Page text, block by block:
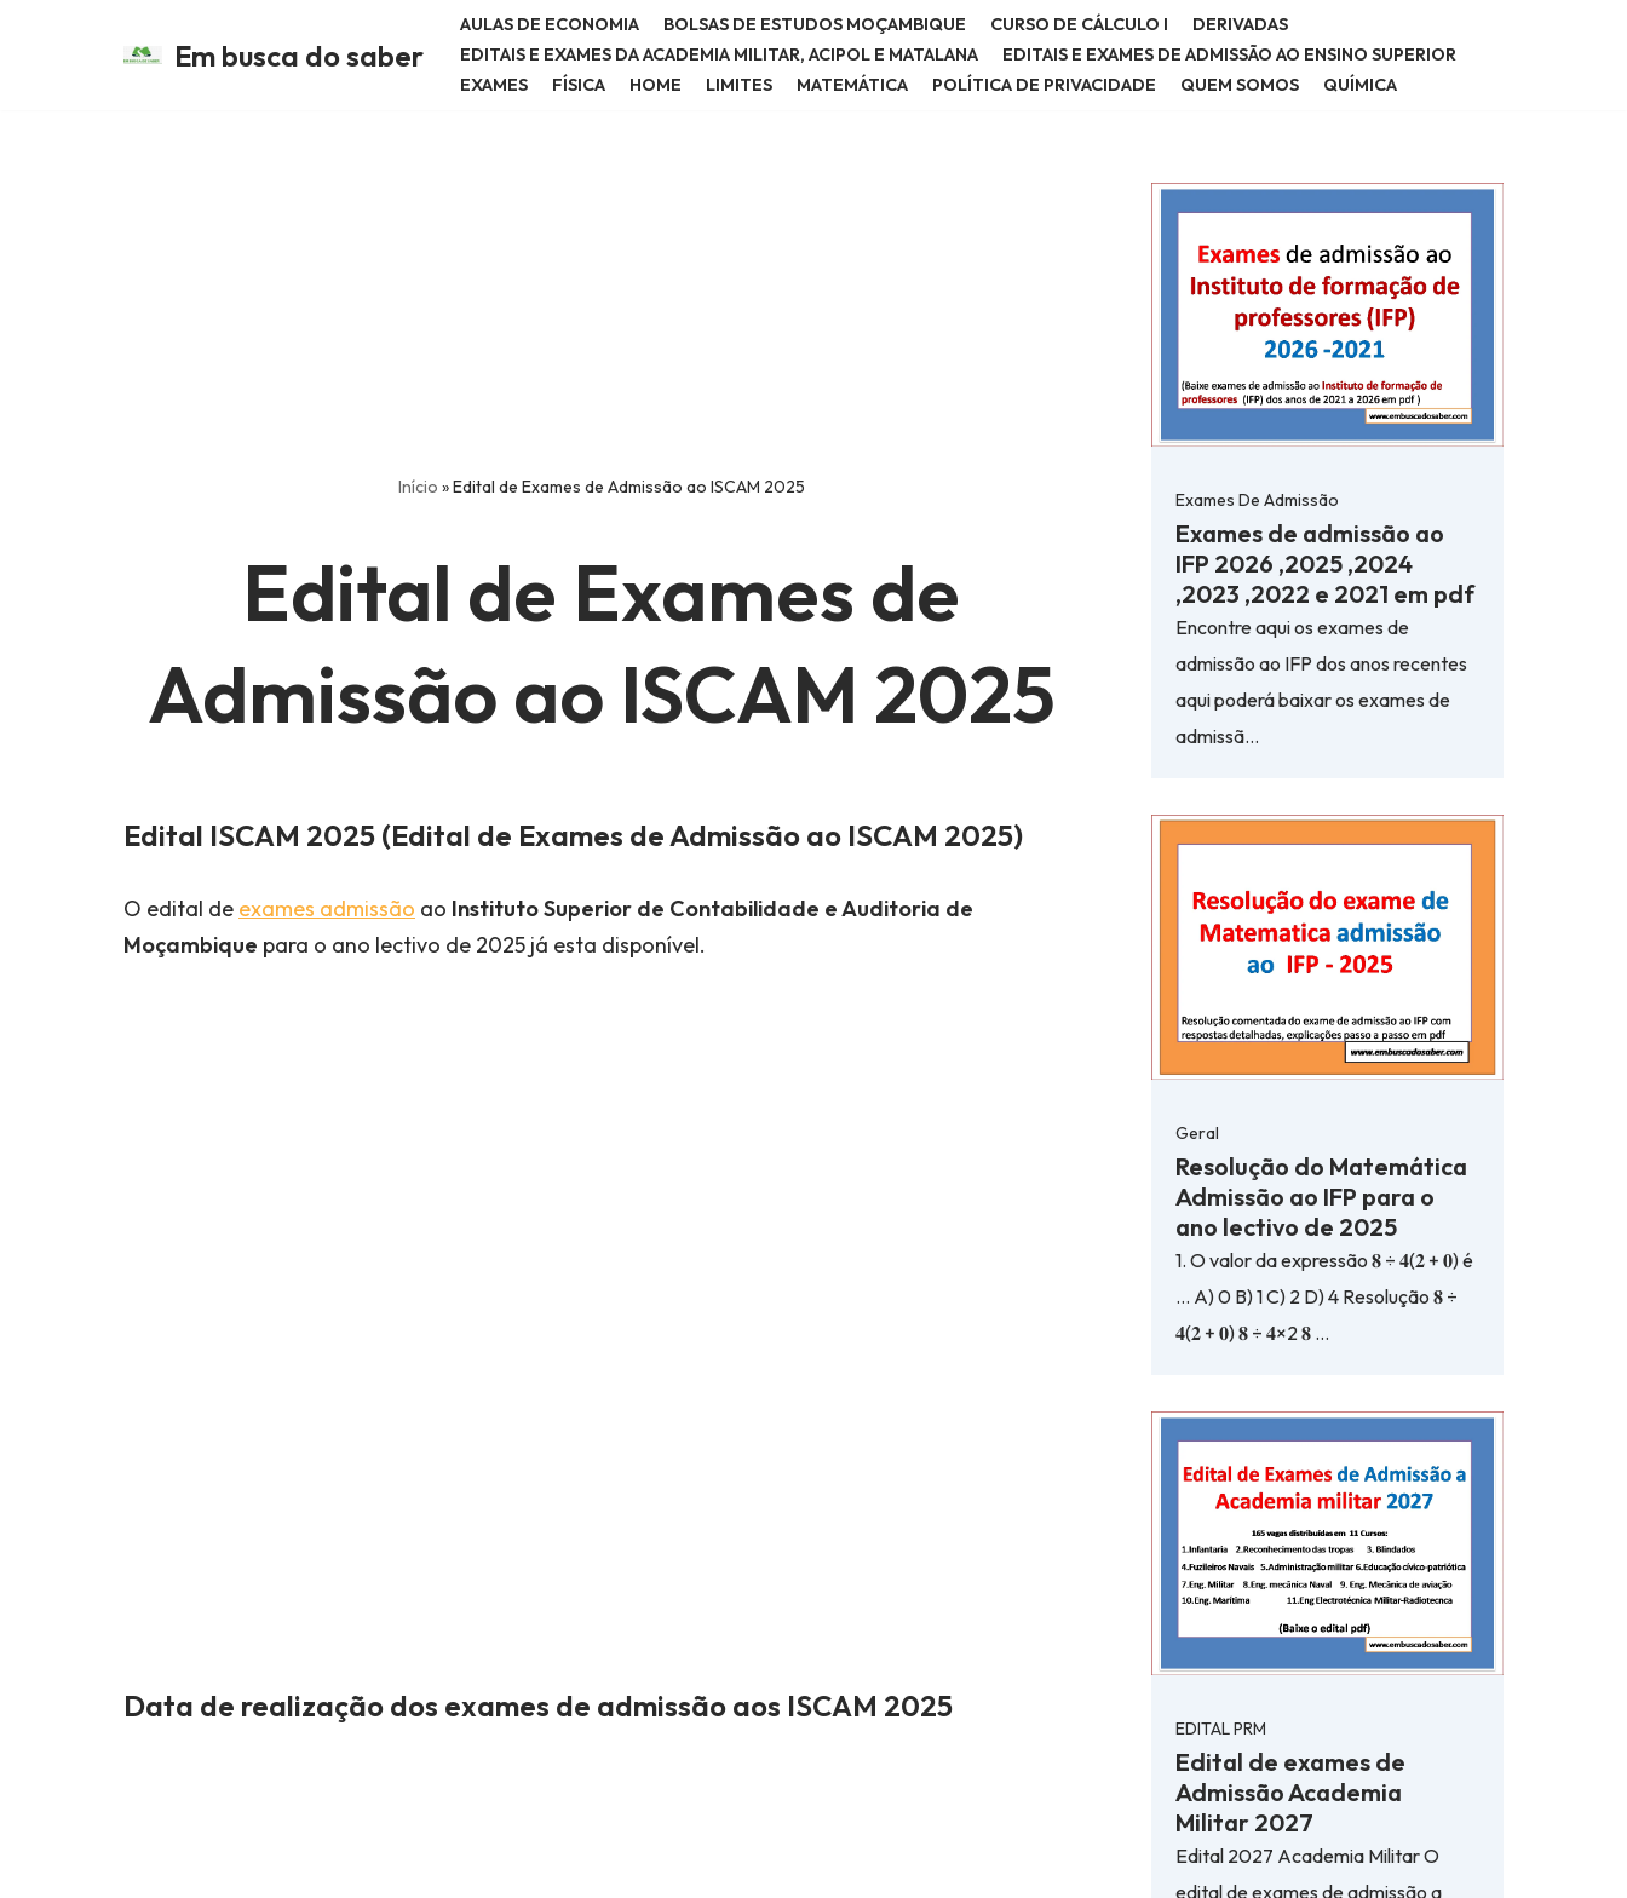
Em busca do saber
AULAS DE ECONOMIA BOLSAS DE ESTUDOS MOÇAMBIQUE CURSO DE CÁLCULO I
DERIVADAS
EDITAIS E EXAMES DA ACADEMIA MILITAR, ACIPOL E MATALANA
EDITAIS E EXAMES DE ADMISSÃO AO ENSINO SUPERIOR
EXAMES
FÍSICA HOME LIMITES MATEMÁTICA POLÍTICA DE PRIVACIDADE QUEM SOMOS QUÍMICA
Início »Edital de Exames de Admissão ao ISCAM 2025
Edital de Exames de
Admissão ao ISCAM 2025
Edital ISCAM 2025 (Edital de Exames de Admissão ao ISCAM 2025)
O edital de exames admissão ao Instituto Superior de Contabilidade e Auditoria de
Moçambique para o ano lectivo de 2025 já esta disponível.
Data de realização dos exames de admissão aos ISCAM 2025
Exames De Admissão
Exames de admissão ao
IFP 2026 ,2025 ,2024
,2023 ,2022 e 2021 em pdf
Encontre aqui os exames de
admissão ao IFP dos anos recentes
aqui poderá baixar os exames de
admissã…
Geral
Resolução do Matemática
Admissão ao IFP para o
ano lectivo de 2025
1. O valor da expressão 𝟖 ÷ 𝟒(𝟐 + 𝟎) é
… A) 0 B) 1 C) 2 D) 4 Resolução 𝟖 ÷
𝟒(𝟐 + 𝟎) 𝟖 ÷ 𝟒×2 𝟖 …
EDITAL PRM
Edital de exames de
Admissão Academia
Militar 2027
Edital 2027 Academia Militar O
edital de exames de admissão a